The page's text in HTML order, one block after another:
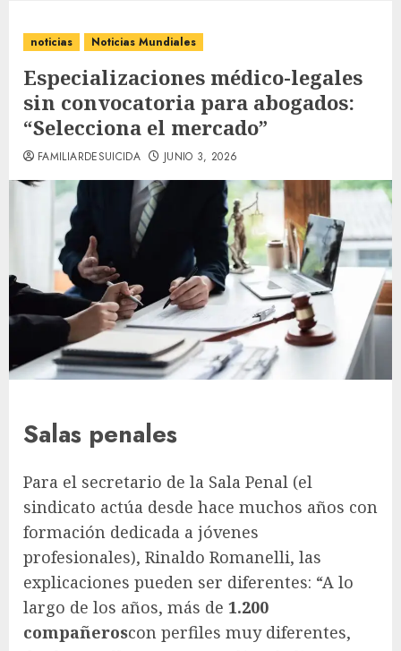
noticias Noticias Mundiales
Especializaciones médico-legales
sin convocatoria para abogados:
“Selecciona el mercado”
FAMILIARDESUICIDA JUNIO 3, 2026
Salas penales
Para el secretario de la Sala Penal (el
sindicato actúa desde hace muchos años con
formación dedicada a jóvenes
profesionales), Rinaldo Romanelli, las
explicaciones pueden ser diferentes: “A lo
largo de los años, más de 1.200
compañeroscon perfiles muy diferentes,